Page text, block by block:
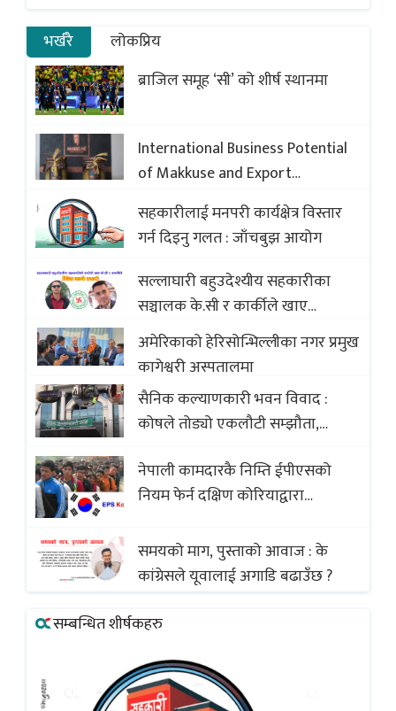
भर्खरै
लोकप्रिय
ब्राजिल समूह ‘सी’ को शीर्ष स्थानमा
International Business Potential
of Makkuse and Export
Opportunities of Nepali Sweets
with Global Comparison to
Baklava
सहकारीलाई मनपरी कार्यक्षेत्र विस्तार
गर्न दिइनु गलत : जाँचबुझ आयोग
सल्लाघारी बहुउदेश्यीय सहकारीका
सञ्चालक के.सी र कार्कीले खाए
सदस्यको करोडौं बचत
अमेरिकाको हेरिसोन्भिल्लीका नगर प्रमुख
कागेश्वरी अस्पतालमा
सैनिक कल्याणकारी भवन विवाद :
कोषले तोड्यो एकलौटी सम्झौता,
(भिडियो)
नेपाली कामदारकै निम्ति ईपीएसको
नियम फेर्न दक्षिण कोरियाद्वारा
समयको माग, पुस्ताको आवाज : के
कांग्रेसले यूवालाई अगाडि बढाउँछ ?
सम्बन्धित शीर्षकहरु